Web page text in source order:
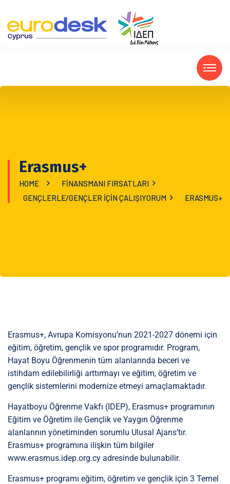
Erasmus+
HOME
FINANSMANI FIRSATLARI
GENÇLERLE/GENÇLER IÇIN ÇALIŞIYORUM
ERASMUS+
Erasmus+, Avrupa Komisyonu’nun 2021-2027 dönemi için
eğitim, öğretim, gençlik ve spor programıdır. Program,
Hayat Boyu Öğrenmenin tüm alanlarında beceri ve
istihdam edilebilirliği arttırmayı ve eğitim, öğretim ve
gençlik sistemlerini modernize etmeyi amaçlamaktadır.
Hayatboyu Öğrenme Vakfı (IDEP), Erasmus+ programının
Eğitim ve Öğretim ile Gençlik ve Yaygın Öğrenme
alanlarının yönetiminden sorumlu Ulusal Ajans’tır.
Erasmus+ programına ilişkin tüm bilgiler
www.erasmus.idep.org.cy adresinde bulunabilir.
Erasmus+ programı eğitim, öğretim ve gençlik için 3 Temel